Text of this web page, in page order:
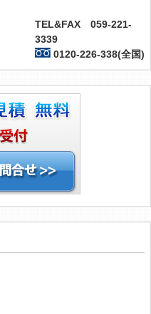
TEL&FAX 059-221-
3339
0120-226-338(全国)